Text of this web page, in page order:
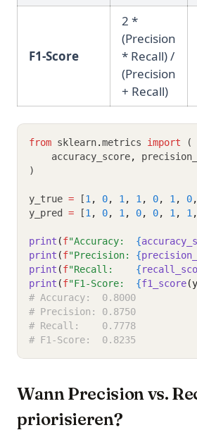
F1-Score
2 *
(Precision
* Recall) /
(Precision
+ Recall)
from sklearn.metrics import (
    accuracy_score
,
)
y_true = [1 , 0, 1 , 1 , 0, 1 , 0,
y_pred = [1 , 0, 1 , 0, 0, 1 , 1 ,
print (f"Accuracy: {
print (f"Precision: {
print (f"Recall: {
print (f"F1-Score: {f1_score
# Accuracy:  0.8000
# Precision: 0.8750
# Recall:    0.7778
# F1-Score:  0.8235
Wann Precision vs.
priorisieren?